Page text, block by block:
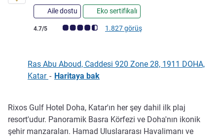
Aile dostu Eko sertifikalı
Avis müşterileri puanı (ALL Puanlama)
4.7/5 1.827 görüş
Ras Abu Aboud, Caddesi 920 Zone 28, 1911 DOHA,
Katar - Haritaya bak
Açıklama
Rixos Gulf Hotel Doha, Katar'ın her şey dahil ilk plaj
resort'udur. Panoramik Basra Körfezi ve Doha'nın ikonik
şehir manzaraları. Hamad Uluslararası Havalimanı ve